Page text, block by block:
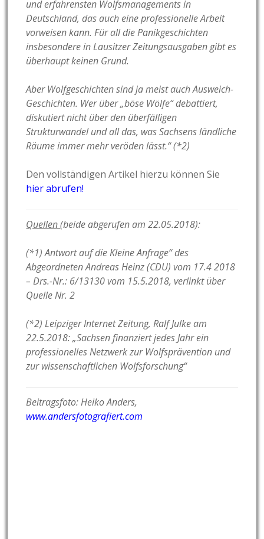
und erfahrensten Wolfsmanagements in
Deutschland, das auch eine professionelle Arbeit
vorweisen kann. Für all die Panikgeschichten
insbesondere in Lausitzer Zeitungsausgaben gibt es
überhaupt keinen Grund.
Aber Wolfgeschichten sind ja meist auch Ausweich-
Geschichten. Wer über „böse Wölfe“ debattiert,
diskutiert nicht über den überfälligen
Strukturwandel und all das, was Sachsens ländliche
Räume immer mehr veröden lässt.“ (*2)
Den vollständigen Artikel hierzu können Sie
hier abrufen!
Quellen(beide abgerufen am 22.05.2018):
(*1) Antwort auf die Kleine Anfrage“ des
Abgeordneten Andreas Heinz (CDU) vom 17.4 2018
–Drs.-Nr.: 6/13130 vom 15.5.2018, verlinkt über
Quelle Nr. 2
(*2) Leipziger Internet Zeitung, Ralf Julke am
22.5.2018: „Sachsen finanziert jedes Jahr ein
professionelles Netzwerk zur Wolfsprävention und
zur wissenschaftlichen Wolfsforschung“
Beitragsfoto: Heiko Anders,
www.andersfotografiert.com